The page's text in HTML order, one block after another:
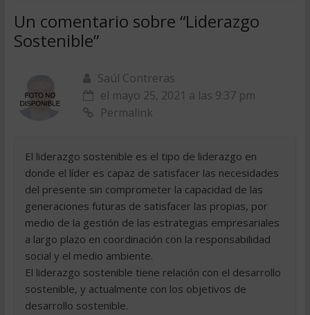
Un comentario sobre “Liderazgo
Sostenible”
Saúl Contreras
el mayo 25, 2021 a las 9:37 pm
Permalink
El liderazgo sostenible es el tipo de liderazgo en
donde el líder es capaz de satisfacer las necesidades
del presente sin comprometer la capacidad de las
generaciones futuras de satisfacer las propias, por
medio de la gestión de las estrategias empresariales
a largo plazo en coordinación con la responsabilidad
social y el medio ambiente.
El liderazgo sostenible tiene relación con el desarrollo
sostenible, y actualmente con los objetivos de
desarrollo sostenible.